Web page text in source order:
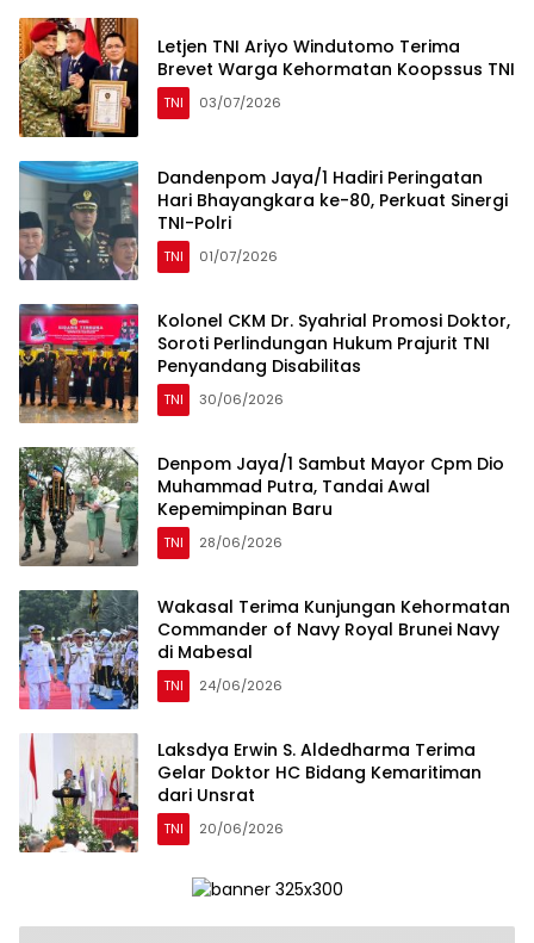
Letjen TNI Ariyo Windutomo Terima
Brevet Warga Kehormatan Koopssus TNI
TNI 03/07/2026
Dandenpom Jaya/1 Hadiri Peringatan
Hari Bhayangkara ke-80, Perkuat Sinergi
TNI-Polri
TNI 01/07/2026
Kolonel CKM Dr. Syahrial Promosi Doktor,
Soroti Perlindungan Hukum Prajurit TNI
Penyandang Disabilitas
TNI 30/06/2026
Denpom Jaya/1 Sambut Mayor Cpm Dio
Muhammad Putra, Tandai Awal
Kepemimpinan Baru
TNI 28/06/2026
Wakasal Terima Kunjungan Kehormatan
Commander of Navy Royal Brunei Navy
di Mabesal
TNI 24/06/2026
Laksdya Erwin S. Aldedharma Terima
Gelar Doktor HC Bidang Kemaritiman
dari Unsrat
TNI 20/06/2026